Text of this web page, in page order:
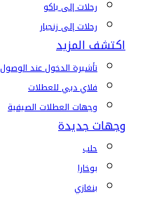
رحلات إلى باكو
رحلات إلى زنجبار
اكتشف المزيد
تأشيرة الدخول عند الوصول
فلاي دبي للعطلات
وجهات العطلات الصيفية
وجهات جديدة
حلب
بوخارا
بنغازي